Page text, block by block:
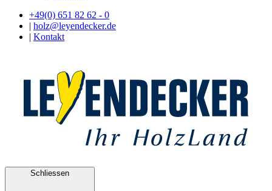
+49(0) 651 82 62 - 0
| holz@leyendecker.de
| Kontakt
Schliessen